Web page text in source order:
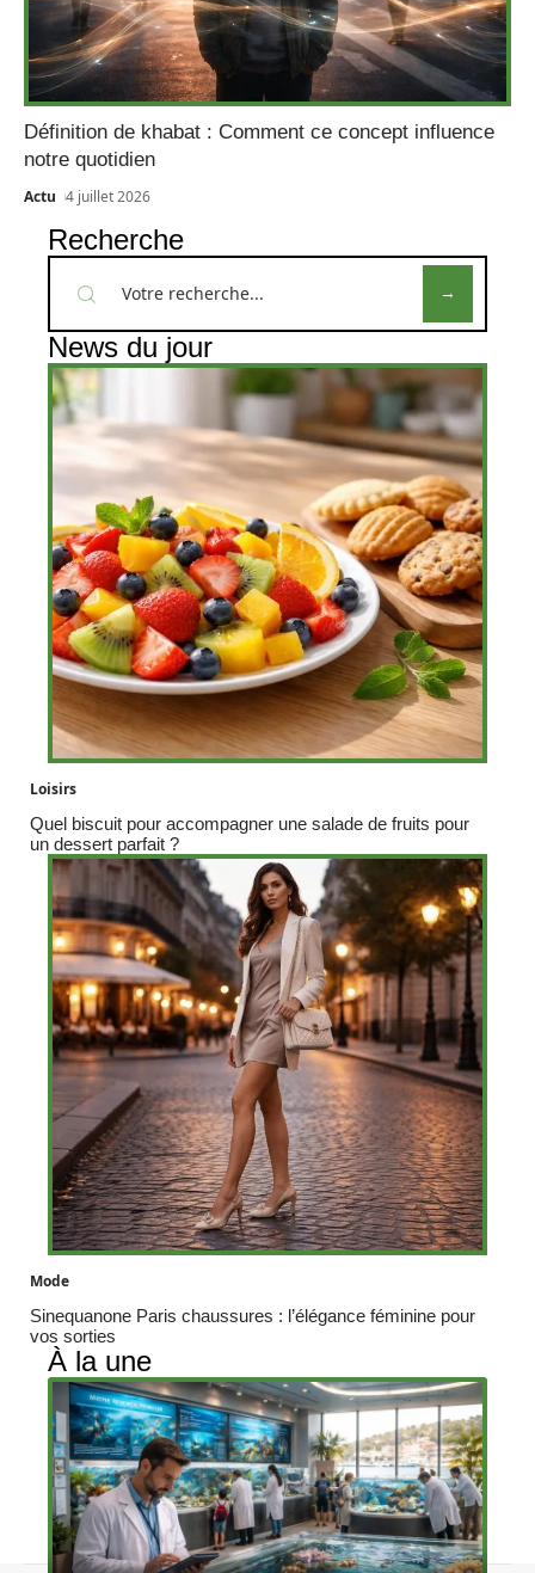
Définition de khabat : Comment ce concept influence
notre quotidien
Actu 4 juillet 2026
Recherche
News du jour
Loisirs
Quel biscuit pour accompagner une salade de fruits pour
un dessert parfait ?
Mode
Sinequanone Paris chaussures : l’élégance féminine pour
vos sorties
À la une